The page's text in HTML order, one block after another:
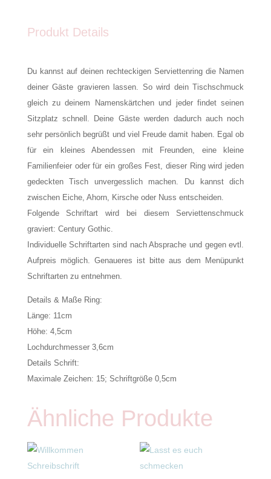
Produkt Details
Du kannst auf deinen rechteckigen Serviettenring die Namen
deiner Gäste gravieren lassen. So wird dein Tischschmuck
gleich zu deinem Namenskärtchen und jeder findet seinen
Sitzplatz schnell. Deine Gäste werden dadurch auch noch
sehr persönlich begrüßt und viel Freude damit haben. Egal ob
für ein kleines Abendessen mit Freunden, eine kleine
Familienfeier oder für ein großes Fest, dieser Ring wird jeden
gedeckten Tisch unvergesslich machen. Du kannst dich
zwischen Eiche, Ahorn, Kirsche oder Nuss entscheiden.
Folgende Schriftart wird bei diesem Serviettenschmuck
graviert: Century Gothic.
Individuelle Schriftarten sind nach Absprache und gegen evtl.
Aufpreis möglich. Genaueres ist bitte aus dem Menüpunkt
Schriftarten zu entnehmen.
Details & Maße Ring:
Länge: 11cm
Höhe: 4,5cm
Lochdurchmesser 3,6cm
Details Schrift:
Maximale Zeichen: 15; Schriftgröße 0,5cm
Ähnliche Produkte